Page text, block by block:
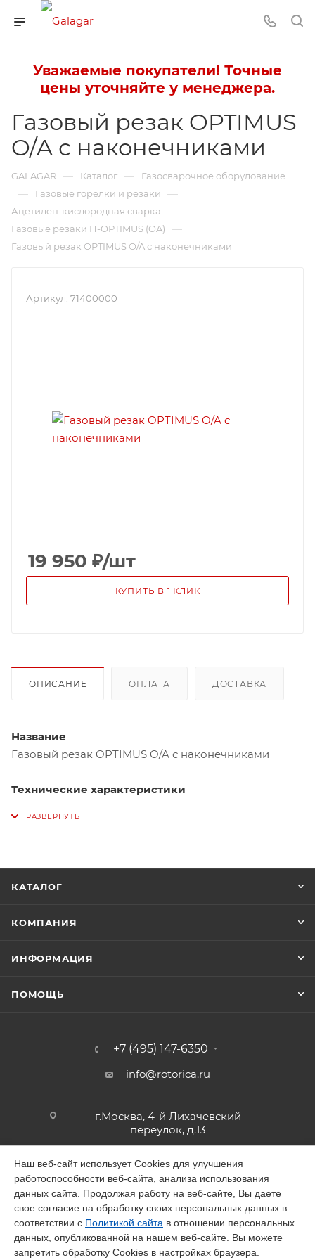
Уважаемые покупатели! Точные
цены уточняйте у менеджера.
Газовый резак OPTIMUS
O/A с наконечниками
GALAGAR — Каталог — Газосварочное оборудование
— Газовые горелки и резаки —
Ацетилен-кислородная сварка —
Газовые резаки H-OPTIMUS (OA) —
Газовый резак OPTIMUS O/A с наконечниками
Артикул: 71400000
19 950 ₽/шт
КУПИТЬ В 1 КЛИК
ОПИСАНИЕ ОПЛАТА ДОСТАВКА
Название
Газовый резак OPTIMUS O/A с наконечниками
Технические характеристики
наконечниками 71400201P-
использования, для тяжелых и продолжительных
Возможность заказа специальной длины резака.
Высокая безопасность использования
Производятся с различными подсоединениями.
Применение
Положения при резке: на ногах, на земле и на
стене.
Используется при резке металлолома и
утилизации металлических конструкций.
КАТАЛОГ
КОМПАНИЯ
ИНФОРМАЦИЯ
ПОМОЩЬ
+7 (495) 147-6350
info@rotorica.ru
г.Москва, 4-й Лихачевский
переулок, д.13
2026 © GALAGAR
Наш веб-сайт использует Cookies для улучшения
работоспособности веб-сайта, анализа использования
данных сайта. Продолжая работу на веб-сайте, Вы даете
свое согласие на обработку своих персональных данных в
соответствии с Политикой сайта в отношении персональных
данных, опубликованной на нашем веб-сайте. Вы можете
запретить обработку Cookies в настройках браузера.